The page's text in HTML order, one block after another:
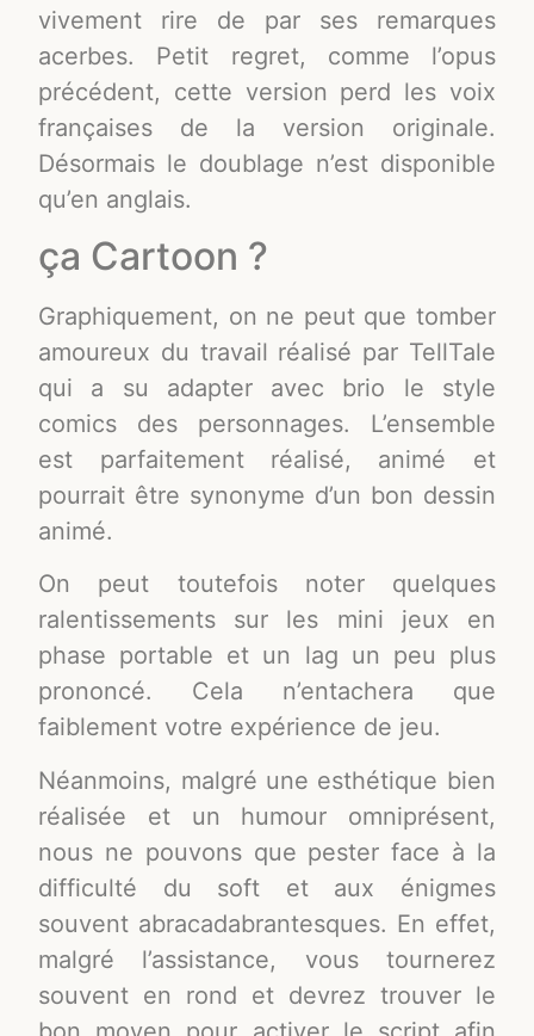
vivement rire de par ses remarques
acerbes. Petit regret, comme l’opus
précédent, cette version perd les voix
françaises de la version originale.
Désormais le doublage n’est disponible
qu’en anglais.
ça Cartoon ?
Graphiquement, on ne peut que tomber
amoureux du travail réalisé par TellTale
qui a su adapter avec brio le style
comics des personnages. L’ensemble
est parfaitement réalisé, animé et
pourrait être synonyme d’un bon dessin
animé.
On peut toutefois noter quelques
ralentissements sur les mini jeux en
phase portable et un lag un peu plus
prononcé. Cela n’entachera que
faiblement votre expérience de jeu.
Néanmoins, malgré une esthétique bien
réalisée et un humour omniprésent,
nous ne pouvons que pester face à la
difficulté du soft et aux énigmes
souvent abracadabrantesques. En effet,
malgré l’assistance, vous tournerez
souvent en rond et devrez trouver le